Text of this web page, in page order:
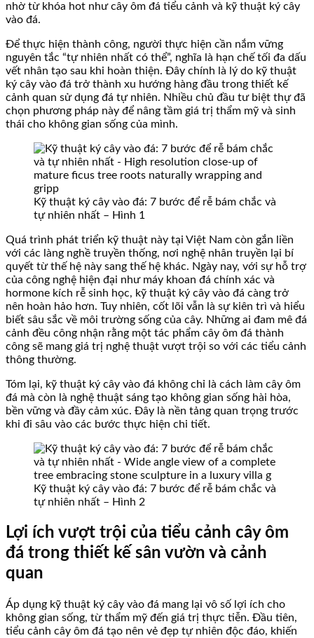
nhờ từ khóa hot như cây ôm đá tiểu cảnh và kỹ thuật ký cây
vào đá.
Để thực hiện thành công, người thực hiện cần nắm vững
nguyên tắc “tự nhiên nhất có thể”, nghĩa là hạn chế tối đa dấu
vết nhân tạo sau khi hoàn thiện. Đây chính là lý do kỹ thuật
ký cây vào đá trở thành xu hướng hàng đầu trong thiết kế
cảnh quan sử dụng đá tự nhiên. Nhiều chủ đầu tư biệt thự đã
chọn phương pháp này để nâng tầm giá trị thẩm mỹ và sinh
thái cho không gian sống của mình.
Kỹ thuật ký cây vào đá: 7 bước để rễ bám chắc và
tự nhiên nhất – Hình 1
Quá trình phát triển kỹ thuật này tại Việt Nam còn gắn liền
với các làng nghề truyền thống, nơi nghệ nhân truyền lại bí
quyết từ thế hệ này sang thế hệ khác. Ngày nay, với sự hỗ trợ
của công nghệ hiện đại như máy khoan đá chính xác và
hormone kích rễ sinh học, kỹ thuật ký cây vào đá càng trở
nên hoàn hảo hơn. Tuy nhiên, cốt lõi vẫn là sự kiên trì và hiểu
biết sâu sắc về môi trường sống của cây. Những ai đam mê đá
cảnh đều công nhận rằng một tác phẩm cây ôm đá thành
công sẽ mang giá trị nghệ thuật vượt trội so với các tiểu cảnh
thông thường.
Tóm lại, kỹ thuật ký cây vào đá không chỉ là cách làm cây ôm
đá mà còn là nghệ thuật sáng tạo không gian sống hài hòa,
bền vững và đầy cảm xúc. Đây là nền tảng quan trọng trước
khi đi sâu vào các bước thực hiện chi tiết.
Kỹ thuật ký cây vào đá: 7 bước để rễ bám chắc và
tự nhiên nhất – Hình 2
Lợi ích vượt trội của tiểu cảnh cây ôm
đá trong thiết kế sân vườn và cảnh
quan
Áp dụng kỹ thuật ký cây vào đá mang lại vô số lợi ích cho
không gian sống, từ thẩm mỹ đến giá trị thực tiễn. Đầu tiên,
tiểu cảnh cây ôm đá tạo nên vẻ đẹp tự nhiên độc đáo, khiến